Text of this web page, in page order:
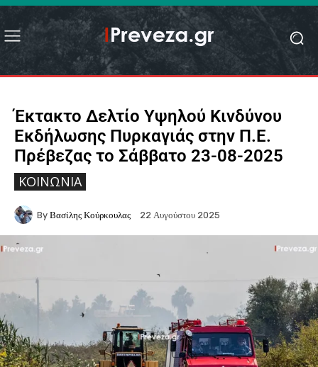
Έκτακτο Δελτίο Υψηλού Κινδύνου
Εκδήλωσης Πυρκαγιάς στην Π.Ε.
Πρέβεζας το Σάββατο 23-08-2025
ΚΟΙΝΩΝΙΑ
By Βασίλης Κούρκουλας 22 Αυγούστου 2025